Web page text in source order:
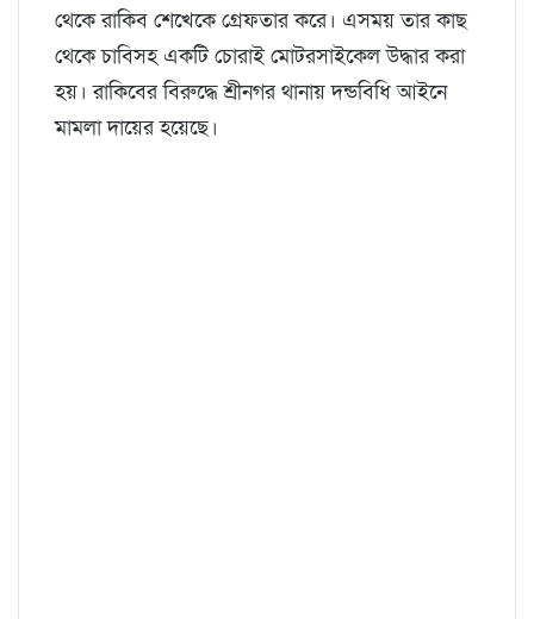
থেকে রাকিব শেখেকে গ্রেফতার করে। এসময় তার কাছ
থেকে চাবিসহ একটি চোরাই মোটরসাইকেল উদ্ধার করা
হয়। রাকিবের বিরুদ্ধে শ্রীনগর থানায় দন্ডবিধি আইনে
মামলা দায়ের হয়েছে।